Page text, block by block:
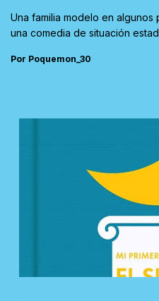
Una familia modelo en algunos
una comedia de situación
Por Poquemon_30